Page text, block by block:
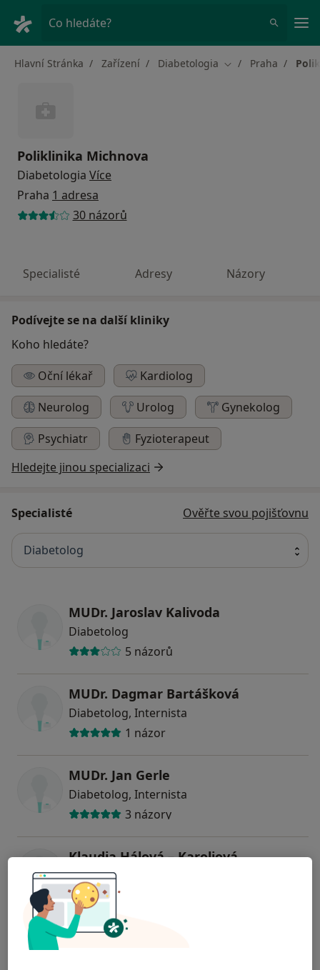
Co hledáte?
Hlavní Stránka Zařízení Diabetologia Změna města
Praha
Poliklinika Michnova
Diabetologia Více
Praha 1 adresa
30 názorů
Specialisté Adresy Názory
Podívejte se na další kliniky
Koho hledáte?
Oční lékař
Kardiolog
Neurolog
Urolog
Gynekolog
Psychiatr
Fyzioterapeut
Hledejte jinou specializaci
Specialisté Ověřte svou pojišťovnu
Diabetolog
MUDr. Jaroslav Kalivoda
Diabetolog
5 názorů
MUDr. Dagmar Bartášková
Diabetolog, Internista
1 názor
MUDr. Jan Gerle
Diabetolog, Internista
3 názory
Klaudia Hálová – Karoliová
Diabetolog
Eva Röderová